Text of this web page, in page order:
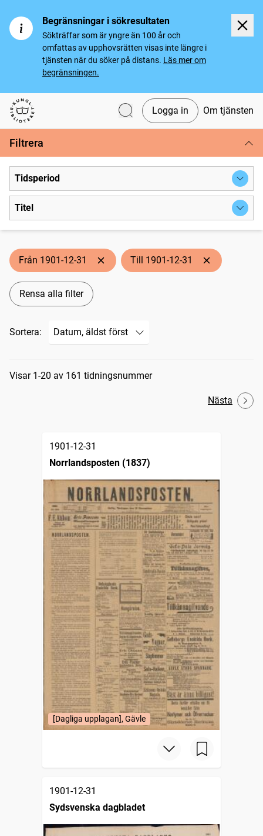
Begränsningar i sökresultaten
Sökträffar som är yngre än 100 år och
omfattas av upphovsrätten visas inte längre i
tjänsten när du söker på distans. Läs mer om
begränsningen.
Svenska tidningar
Logga in Om tjänsten
Filtrera
Tidsperiod
Titel
Från 1901-12-31 Till 1901-12-31
Rensa alla filter
Sortera:
Sökresultat
Visar 1-20 av 161 tidningsnummer
Nästa
1901-12-31
Norrlandsposten (1837)
[Dagliga upplagan], Gävle
1901-12-31
Sydsvenska dagbladet